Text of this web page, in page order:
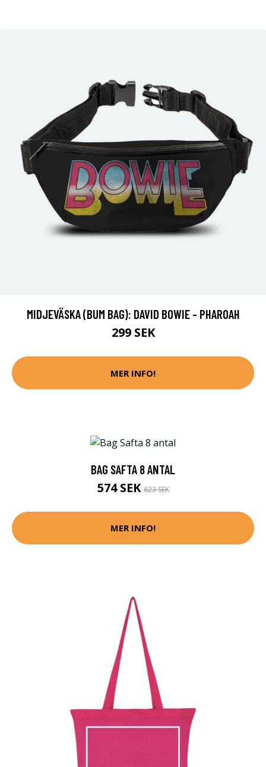
MIDJEVÄSKA (BUM BAG): DAVID BOWIE - PHAROAH
299 SEK
MER INFO!
BAG SAFTA 8 ANTAL
574 SEK623 SEK
MER INFO!